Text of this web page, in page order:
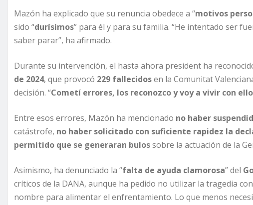
Mazón ha explicado que su renuncia obedece a “motivos
sido “durísimos” para él y para su familia. “He intentado ser
saber parar”, ha afirmado.
Durante su intervención, el hasta ahora president ha
de 2024, que provocó 229 fallecidosen la Comunitat
decisión. “Cometí errores, los reconozco y voy a vivir con
Entre esos errores, Mazón ha mencionado no haber
catástrofe, no haber solicitado con suficiente rapidez la
permitido que se generaran bulossobre la actuación de la
Asimismo, ha denunciado la “falta de ayuda clamorosa” del
críticos de la DANA, aunque ha pedido no utilizar la tragedia
nombre para alimentar el enfrentamiento. Lo que menos